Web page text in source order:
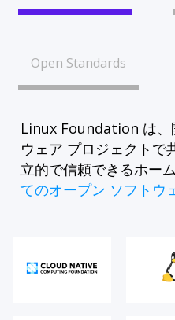
Open Standards
Linux Foundation は、
ウェア プロジェクトで
立的で信頼できるホー
てのオープン ソフトウ